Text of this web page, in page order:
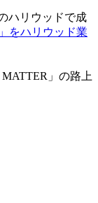
ハリウッドで成
をハリウッド業
」の路上